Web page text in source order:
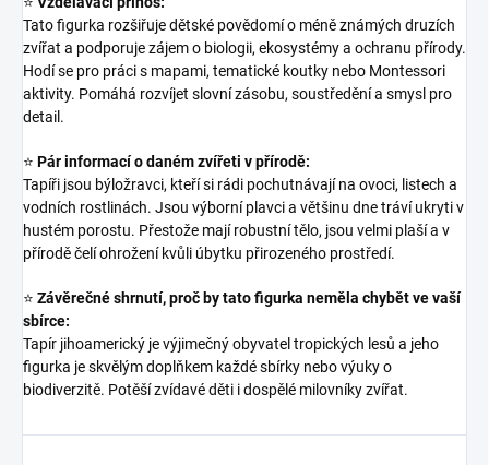
Tato figurka rozšiřuje dětské povědomí o méně známých druzích
zvířat a podporuje zájem o biologii, ekosystémy a ochranu přírody.
Hodí se pro práci s mapami, tematické koutky nebo Montessori
aktivity. Pomáhá rozvíjet slovní zásobu, soustředění a smysl pro
detail.
⭐ Pár informací o daném zvířeti v přírodě:
Tapíři jsou býložravci, kteří si rádi pochutnávají na ovoci, listech a
vodních rostlinách. Jsou výborní plavci a většinu dne tráví ukryti v
hustém porostu. Přestože mají robustní tělo, jsou velmi plaší a v
přírodě čelí ohrožení kvůli úbytku přirozeného prostředí.
⭐ Závěrečné shrnutí, proč by tato figurka neměla chybět ve vaší
sbírce:
Tapír jihoamerický je výjimečný obyvatel tropických lesů a jeho
figurka je skvělým doplňkem každé sbírky nebo výuky o
biodiverzitě. Potěší zvídavé děti i dospělé milovníky zvířat.